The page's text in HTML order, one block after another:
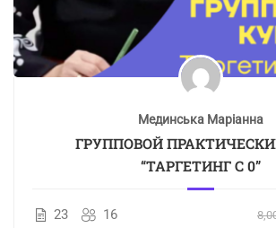
Мединська Маріанна
ГРУППОВОЙ
“ТАРГЕТИНГ С 0”
23 16